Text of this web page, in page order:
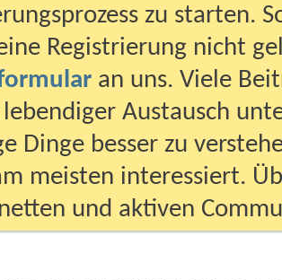
zu starten.
Registrierung nicht
an uns. Viele
Austausch
Dinge besser zu
meisten interessiert.
und aktiven